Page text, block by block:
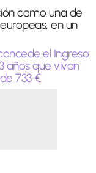
como una de
en un
el Ingreso
años que vivan
733 €